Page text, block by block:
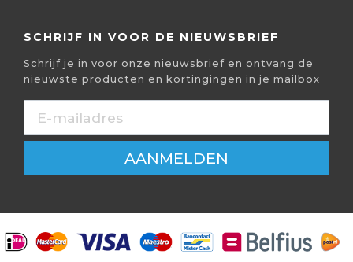
SCHRIJF IN VOOR DE NIEUWSBRIEF
Schrijf je in voor onze nieuwsbrief en ontvang de
nieuwste producten en kortingingen in je mailbox
AANMELDEN